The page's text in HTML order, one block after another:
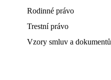
Rodinné právo
Trestní právo
Vzory smluv a dokumentů